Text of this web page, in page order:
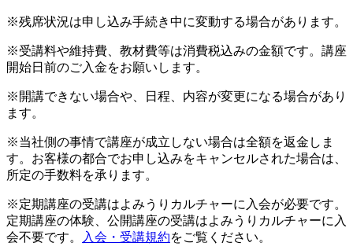
※残席状況は申し込み手続き中に変動する場合があります。
※受講料や維持費、教材費等は消費税込みの金額です。講座
開始日前のご入金をお願いします。
※開講できない場合や、日程、内容が変更になる場合があり
ます。
※当社側の事情で講座が成立しない場合は全額を返金しま
す。お客様の都合でお申し込みをキャンセルされた場合は、
所定の手数料を承ります。
※定期講座の受講はよみうりカルチャーに入会が必要です。
定期講座の体験、公開講座の受講はよみうりカルチャーに入
会不要です。
入会・受講規約をご覧ください。